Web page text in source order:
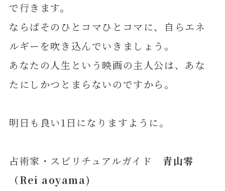
で行きます。
ならばそのひとコマひとコマに、自らエネ
ルギーを吹き込んでいきましょう。
あなたの人生という映画の主人公は、あな
たにしかつとまらないのですから。
明日も良い1日になりますように。
占術家・スピリチュアルガイド青山零
（Rei aoyama)